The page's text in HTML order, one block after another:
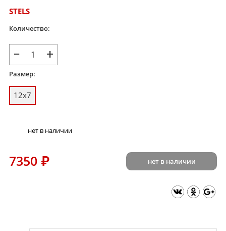
STELS
Количество:
− +
Размер:
12x7
нет в наличии
7350 ₽ нет в наличии